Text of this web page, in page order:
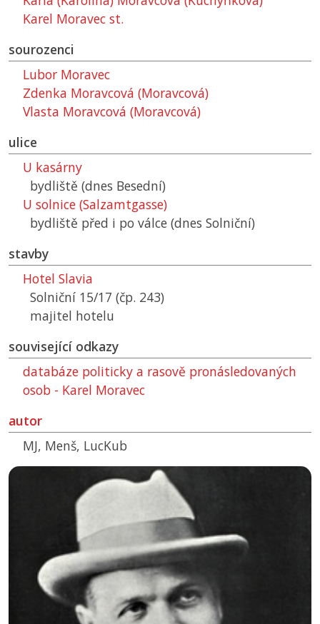
Karel Moravec st.
sourozenci
Lubor Moravec
Zdenka Moravcová (Moravcová)
Vlasta Moravcová (Moravcová)
ulice
U kasárny
bydliště (dnes Besední)
U solnice (Salzamtgasse)
bydliště před i po válce (dnes Solniční)
stavby
Hotel Slavia
Solniční 15/17 (čp. 243)
majitel hotelu
související odkazy
databáze politicky a rasově pronásledovaných
osob - Karel Moravec
autor
MJ, Menš, LucKub